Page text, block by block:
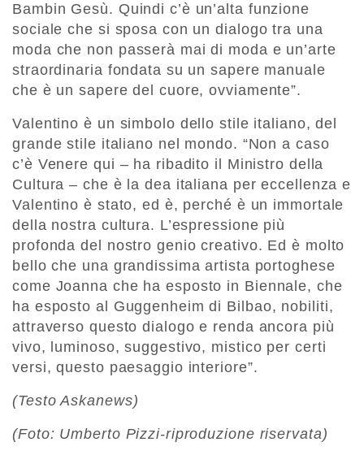
Bambin Gesù. Quindi c’è un’alta funzione
sociale che si sposa con un dialogo tra una
moda che non passerà mai di moda e un’arte
straordinaria fondata su un sapere manuale
che è un sapere del cuore, ovviamente”.
Valentino è un simbolo dello stile italiano, del
grande stile italiano nel mondo. “Non a caso
c’è Venere qui – ha ribadito il Ministro della
Cultura – che è la dea italiana per eccellenza e
Valentino è stato, ed è, perché è un immortale
della nostra cultura. L’espressione più
profonda del nostro genio creativo. Ed è molto
bello che una grandissima artista portoghese
come Joanna che ha esposto in Biennale, che
ha esposto al Guggenheim di Bilbao, nobiliti,
attraverso questo dialogo e renda ancora più
vivo, luminoso, suggestivo, mistico per certi
versi, questo paesaggio interiore”.
(Testo Askanews)
(Foto: Umberto Pizzi-riproduzione riservata)